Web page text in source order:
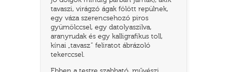
tavaszi, virágzó ágak fölött repülnek,
egy váza szerencsehozó piros
gyümölccsel, egy datolyaszilva,
aranyrudak és egy kalligrafikus toll,
kínai „tavasz” feliratot ábrázoló
tekerccsel.